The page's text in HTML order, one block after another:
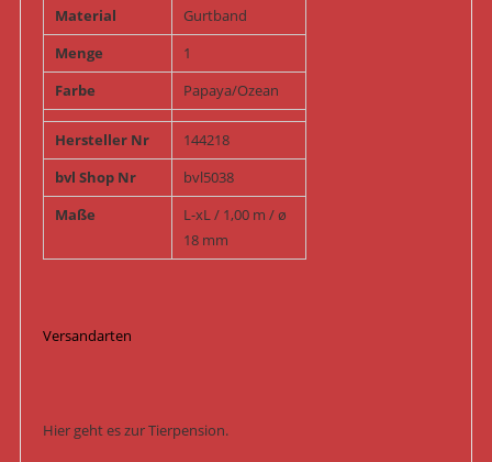
Material
Gurtband
Menge
1
Farbe
Papaya/Ozean
Hersteller Nr
144218
bvl Shop Nr
bvl5038
Maße
L-xL / 1,00 m / ø
18 mm
Versandarten
Hier geht es zur Tierpension.